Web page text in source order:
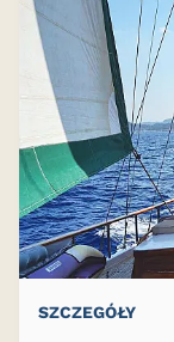
SZCZEGÓŁY